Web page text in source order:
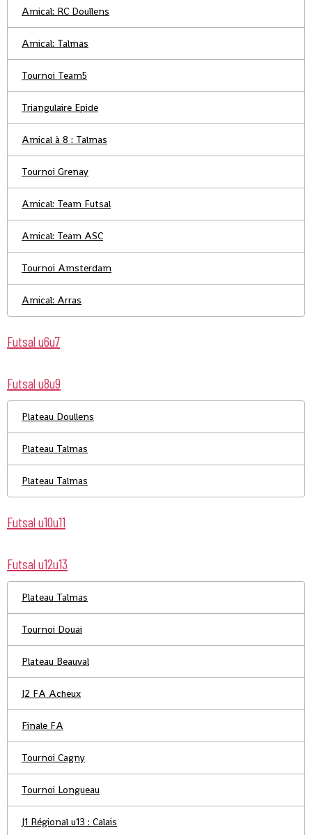
Amical: RC Doullens
Amical: Talmas
Tournoi Team5
Triangulaire Epide
Amical à 8 : Talmas
Tournoi Grenay
Amical: Team Futsal
Amical: Team ASC
Tournoi Amsterdam
Amical: Arras
Futsal u6u7
Futsal u8u9
Plateau Doullens
Plateau Talmas
Plateau Talmas
Futsal u10u11
Futsal u12u13
Plateau Talmas
Tournoi Douai
Plateau Beauval
J2 FA Acheux
Finale FA
Tournoi Cagny
Tournoi Longueau
J1 Régional u13 : Calais